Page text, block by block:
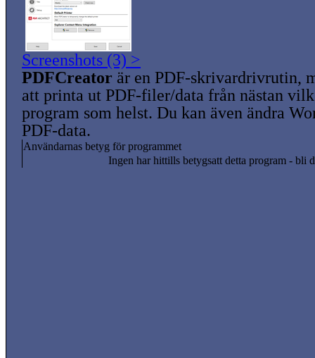
Screenshots (3) >
PDFCreator är en PDF-skrivardrivrutin,
att printa ut PDF-filer/data från nästan
program som helst. Du kan även ändra
PDF-data.
Användarnas betyg för programmet
Ingen har hittills betygsatt detta program - bli